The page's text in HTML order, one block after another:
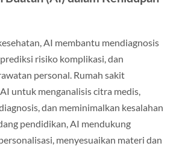
AI membantu mendiagnosis
risiko komplikasi, dan
personal. Rumah sakit
untuk menganalisis citra medis,
dan meminimalkan kesalahan
pendidikan, AI mendukung
menyesuaikan materi dan